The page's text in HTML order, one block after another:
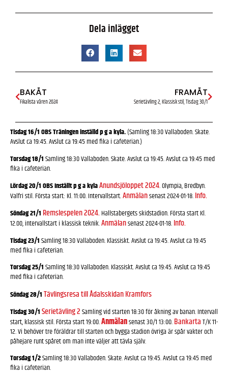
Dela inlägget
BAKÅT
Fikalista våren 2024
FRAMÅT
Serietävling 2, Klassisk stil, Tisdag 30/1
Tisdag 16/1OBS Träningen inställd p g a kyla.(Samling 18:30 Vallaboden. Skate.
Avslut ca 19:45. Avslut ca 19:45 med fika i cafeterian.)
Torsdag 18/1Samling 18:30 Vallaboden. Skate. Avslut ca 19:45. Avslut ca 19:45 med
fika i cafeterian.
Lördag 20/1 OBS Inställt p g a kylaAnundsjöloppet 2024. Olympia, Bredbyn.
Valfri stil. Första start: Kl. 11:00. Intervallstart.Anmälansenast 2024-01-18.Info.
Söndag 21/1 Remslespelen 2024.Hallstabergets skidstadion. Första start Kl.
12.00, intervallstart i klassisk teknik.Anmälansenast 2024-01-18.Info.
Tisdag 23/1Samling 18:30 Vallaboden. Klassiskt. Avslut ca 19:45. Avslut ca 19:45
med fika i cafeterian.
Torsdag 25/1Samling 18:30 Vallaboden. Klassiskt. Avslut ca 19:45. Avslut ca 19:45
med fika i cafeterian.
Söndag 28/1Tävlingsresa till Ådalsskidan Kramfors
Tisdag 30/1Serietävling 2Samling vid starten 18:30 för åkning av banan. Intervall
start, klassisk stil. Första start 19:00.Anmälansenast 30/1 13:00.BankartaT/K 11-
12. Vi behöver tre föräldrar till starten och bygga stadion övriga är spår vakter och
påhejare runt spåret om man inte väljer att tävla själv.
Torsdag 1/2Samling 18:30 Vallaboden. Skate. Avslut ca 19:45. Avslut ca 19:45 med
fika i cafeterian.